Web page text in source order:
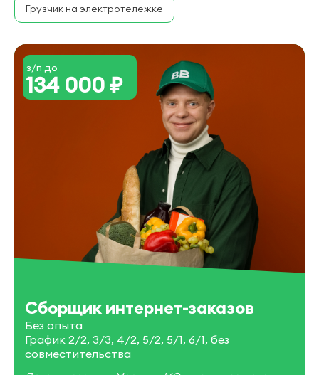
Грузчик на электротележке
з/п до
134 000 ₽
Сборщик интернет-заказов
Без опыта
График 2/2, 3/3, 4/2, 5/2, 5/1, 6/1, без
совместительства